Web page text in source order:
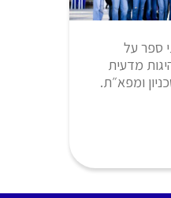
ספר על
מדעית
ומפא״ת.